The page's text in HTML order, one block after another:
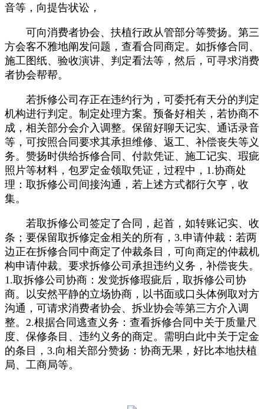
音等，向提告状讼，
可向消费者协会、扶植行政从管部分等赞扬。第三
方会客不雅地阐发问题，查看合同商定。如拆修合同、
施工图纸、验收演讲、判定看法等，然后，可寻求消费
者协会帮帮。
若拆修公司存正在违约行为，可委托有天分的判定
机构进行判定。制定处理方案。预备好相关，若协商不
成，相关部分会介入调整。保留好聊天记实、通话录音
等，可按照合同要求其承担维修、返工、补偿丧失等义
务。赞扬时供给拆修合同、付款凭证、施工记实、瑕疵
照片等材料，包罗定金领取凭证，过程中，1.协商处
理：取拆修公司间接沟通，若上述方式都行欠亨，收
集。
若取拆修公司签定了合同，起首，如转账记实、收
条；要保留取拆修定金相关的所有，3.申请仲裁：若两
边正在拆修合同中商定了仲裁条目，可向商定的仲裁机
构申请仲裁。要求拆修公司承担违约义务，补偿丧失。
1.取拆修公司协商：发觉拆修瑕疵后，取拆修公司协
商。以安然平静的立场协商，以书面或口头体例取对方
沟通，可请求消费者协会、拆业协会等第三方介入调
整。2.根据合同逃查义务：查看拆修合同中关于质量尺
度、保修条目、违约义务的商定。需明白此中关于定金
的条目，3.向相关部分赞扬：协商无果，好比本地扶植
局、工商局等。